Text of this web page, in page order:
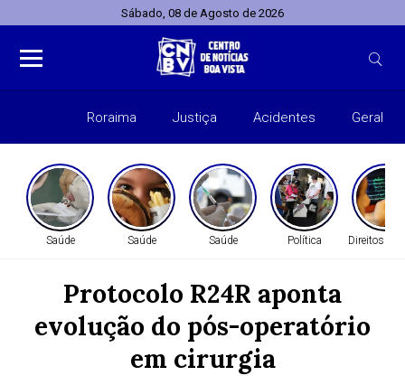
Sábado, 08 de Agosto de 2026
Roraima Justiça Acidentes Geral
Saúde Saúde Saúde Política Direitos
Protocolo R24R aponta
evolução do pós-operatório
em cirurgia